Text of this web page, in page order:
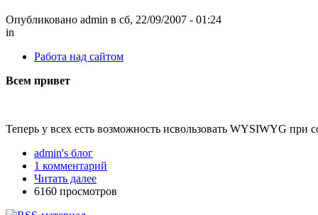
Опубликовано admin в сб, 22/09/2007 - 01:24
in
Работа над сайтом
Всем привет
Теперь у всех есть возможность исвользовать WYSIWYG при
admin's блог
1 комментарий
Читать далее
6160 просмотров